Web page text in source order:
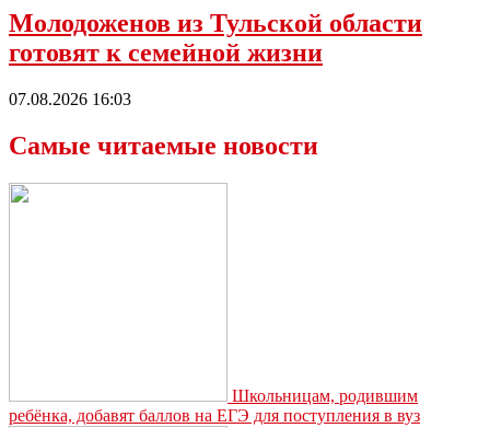
Молодоженов из Тульской области
готовят к семейной жизни
07.08.2026 16:03
Самые читаемые новости
Школьницам, родившим
ребёнка, добавят баллов на ЕГЭ для поступления в вуз